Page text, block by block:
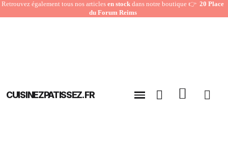
Retrouvez également tous nos articles en stock dans notre boutique 👉20 Place
du Forum Reims
CUISINEZPATISSEZ.FR